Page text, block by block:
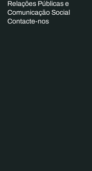
Relações Públicas e
Comunicação Social
Contacte-nos